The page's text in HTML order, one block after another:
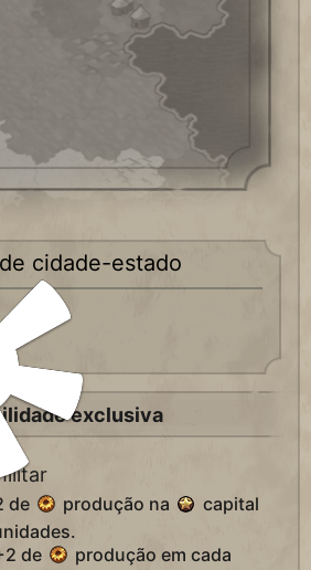
de cidade-estado
exclusiva
de produção na
capital
de
produção em cada